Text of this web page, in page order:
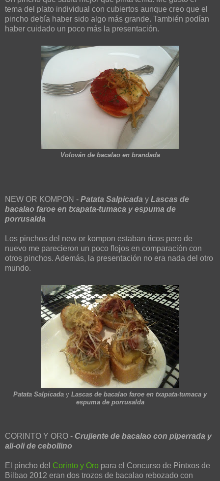
tema del plato individual con cubiertos aunque creo que el
pincho debía haber sido algo más grande. También podían
haber cuidado un poco más la presentación.
Volován de bacalao en brandada
NEW OR KOMPON - Patata Salpicada y Lascas de
bacalao faroe en txapata-tumaca y espuma de
porrusalda
Los pinchos del new or kompon estaban ricos pero de
nuevo me parecieron un poco flojos en comparación con
otros pinchos. Además, la presentación no era nada del otro
mundo.
Patata Salpicada y Lascas de bacalao faroe en txapata-tumaca y
espuma de porrusalda
CORINTO Y ORO - Crujiente de bacalao con piperrada y
ali-oli de cebollino
El pincho del Corinto y Oro para el Concurso de Pintxos de
Bilbao 2012 eran dos trozos de bacalao rebozado con